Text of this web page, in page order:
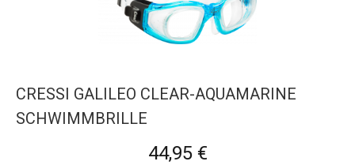
CRESSI GALILEO CLEAR-AQUAMARINE
SCHWIMMBRILLE
44,95 €